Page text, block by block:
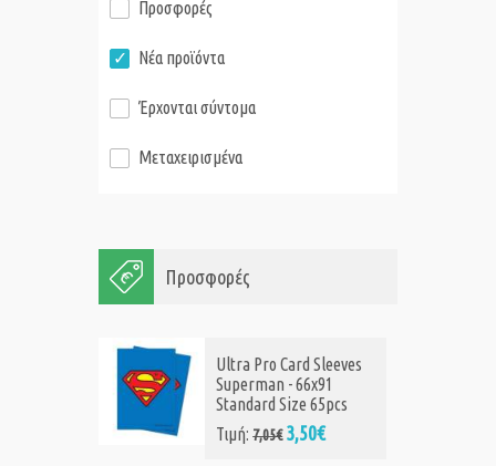
Προσφορές
Νέα προϊόντα
Έρχονται σύντομα
Μεταχειρισμένα
Προσφορές
Ultra Pro Card Sleeves
Superman - 66x91
Standard Size 65pcs
Τιμή:7,05€ 3,50€